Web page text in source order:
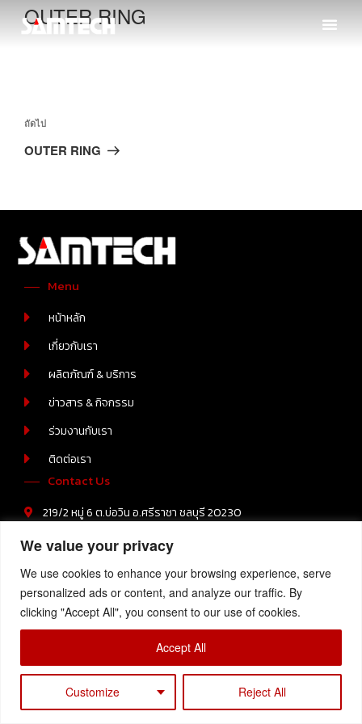
We value your privacy
We use cookies to enhance your browsing experience, serve
personalized ads or content, and analyze our traffic. By
clicking "Accept All", you consent to our use of cookies.
Customize Reject All
Accept All
OUTER RING
ถัดไป
OUTER RING
Menu
หน้าหลัก
เกี่ยวกับเรา
ผลิตภัณฑ์ & บริการ
ข่าวสาร & กิจกรรม
ร่วมงานกับเรา
ติดต่อเรา
Contact Us
219/2 หมู่ 6 ต.บ่อวิน อ.ศรีราชา ชลบุรี 20230
+66-(0) 38-110512-4
Copyright © 2023 Samtech, All Rights Reserved